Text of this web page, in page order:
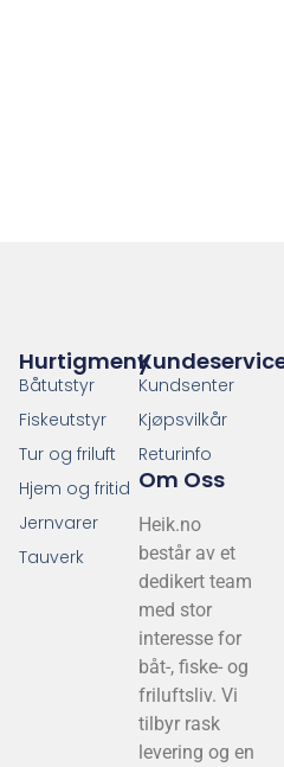
Kundsenter
Kjøpsvilkår
Returinfo
Om Oss
Heik.no
består av et
dedikert team
med stor
interesse for
båt-, fiske- og
friluftsliv. Vi
tilbyr rask
levering og en
Hurtigmeny
Båtutstyr
Fiskeutstyr
Tur og friluft
Hjem og fritid
Jernvarer
Tauverk